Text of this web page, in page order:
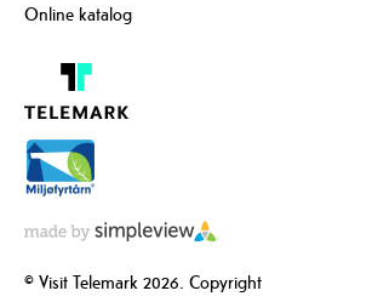
Online katalog
© Visit Telemark 2026. Copyright